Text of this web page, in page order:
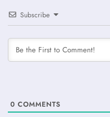
Subscribe
0 COMMENTS